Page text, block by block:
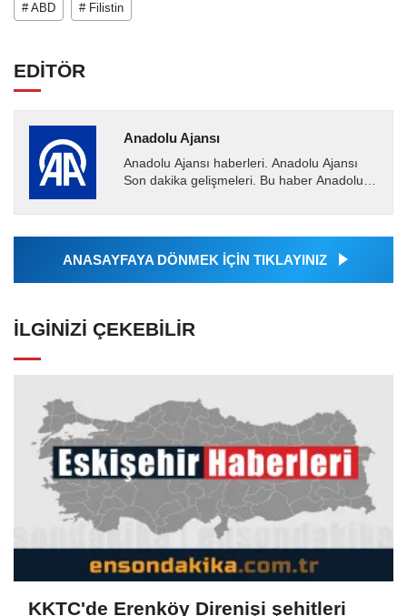
# ABD # Filistin
EDİTÖR
Anadolu Ajansı
Anadolu Ajansı haberleri. Anadolu Ajansı
Son dakika gelişmeleri. Bu haber Anadolu
Ajansı tarafından...
ANASAYFAYA DÖNMEK İÇİN TIKLAYINIZ
İLGINIZI ÇEKEBILIR
KKTC'de Erenköy Direnişi şehitleri